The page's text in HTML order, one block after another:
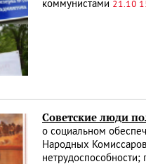
коммунистами 21.10
Советские люди
о социальном
Народных
нетрудоспособности;